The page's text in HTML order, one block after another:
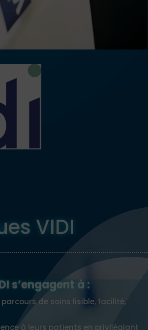
VIDI
s’engagent à :
de soins lisible, facilité,
à leurs patients en privilégiant